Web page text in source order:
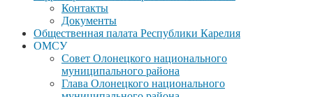
Контакты
Документы
Общественная палата Республики Карелия
ОМСУ
Совет Олонецкого национального
муниципального района
Глава Олонецкого национального